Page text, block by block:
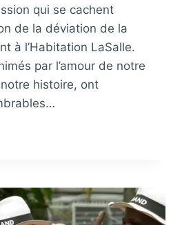
qui se cachent
de la déviation de la
à l’Habitation LaSalle.
par l’amour de notre
histoire, ont